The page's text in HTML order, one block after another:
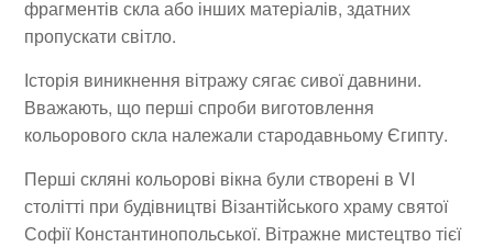
фрагментів скла або інших матеріалів, здатних
пропускати світло.
Історія виникнення вітражу сягає сивої давнини.
Вважають, що перші спроби виготовлення
кольорового скла належали стародавньому Єгипту.
Перші скляні кольорові вікна були створені в VI
столітті при будівництві Візантійського храму святої
Софії Константинопольської. Вітражне мистецтво тієї